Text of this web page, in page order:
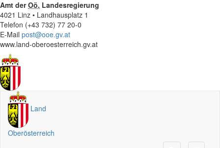
Amt derOö. Landesregierung
4021 Linz • Landhausplatz 1
Telefon (+43 732) 77 20-0
E-Mail post@ooe.gv.at
www.land-oberoesterreich.gv.at
Land
Oberösterreich